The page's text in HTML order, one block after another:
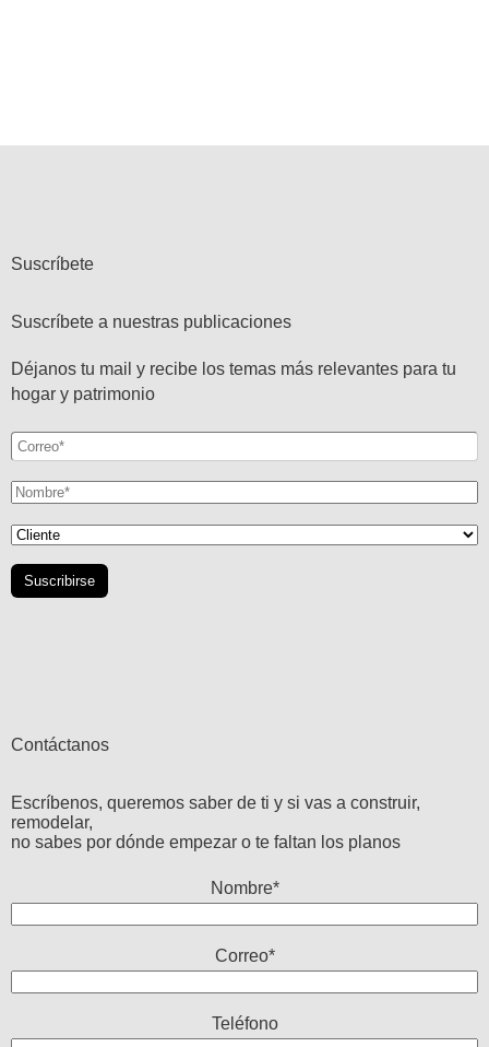
Suscríbete
Suscríbete a nuestras publicaciones
Déjanos tu mail y recibe los temas más relevantes para tu
hogar y patrimonio
Contáctanos
Escríbenos, queremos saber de ti y si vas a construir,
remodelar,
no sabes por dónde empezar o te faltan los planos
Nombre*
Correo*
Teléfono